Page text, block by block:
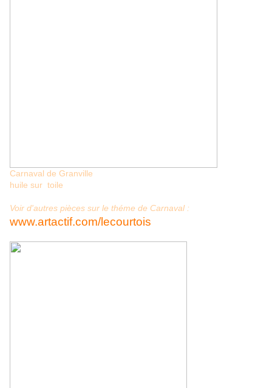
Carnaval de Granville
huile sur toile
Voir d'autres pièces sur le théme de Carnaval :
www.artactif.com/lecourtois